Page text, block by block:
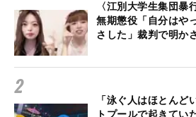
〈江別大学生集団暴
無期懲役「自分はや
さした」裁判で明か
「泳ぐ人はほとん
トプールで起きて